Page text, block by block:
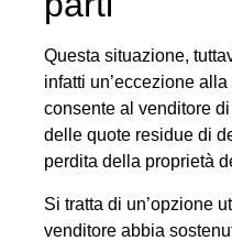
Questa situazione,
infatti un’eccezione
consente al venditore
delle quote residue di
perdita della proprietà
Si tratta di un’opzione
venditore abbia